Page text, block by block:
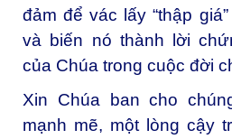
đảm để vác lấy “thập
và biến nó thành lời
của Chúa trong cuộc đời
Xin Chúa ban cho
mạnh mẽ, một lòng cậy